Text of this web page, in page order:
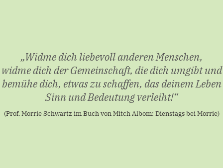
„Widme dich liebevoll anderen Menschen,
widme dich der Gemeinschaft, die dich umgibt und
bemühe dich, etwas zu schaffen, das deinem Leben
Sinn und Bedeutung verleiht!“
(Prof. Morrie Schwartz im Buch von Mitch Albom: Dienstags bei Morrie)